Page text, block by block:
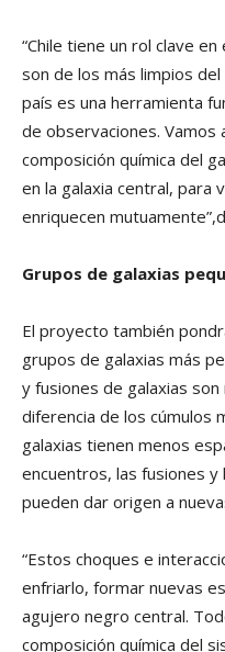
“Chile tiene un rol clave
son de los más limpios
país es una herramienta
de observaciones. Vamos
composición química del
en la galaxia central, para
enriquecen
Grupos de galaxias
El proyecto también
grupos de galaxias más
y fusiones de galaxias
diferencia de los cúmulos
galaxias tienen menos
encuentros, las fusiones
pueden dar origen a
“Estos choques e
enfriarlo, formar nuevas
agujero negro central.
composición química del